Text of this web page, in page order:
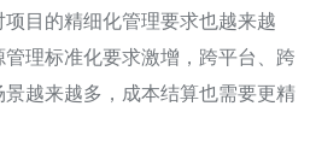
目的精细化管理要求也越来越
管理标准化要求激增，跨平台、跨
越来越多，成本结算也需要更精